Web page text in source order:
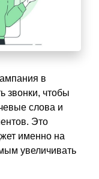
в
звонки, чтобы
слова и
Это
именно на
увеличивать